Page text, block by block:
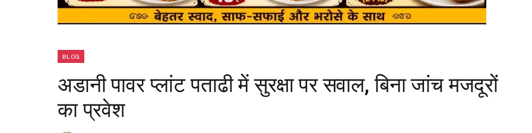
BLOG
अडानी पावर प्लांट पताढी में सुरक्षा पर सवाल, बिना जांच मजदूरों
का प्रवेश